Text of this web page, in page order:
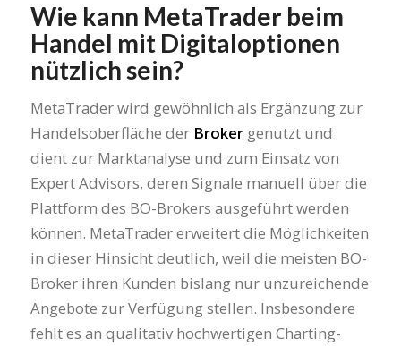
Wie kann MetaTrader beim
Handel mit Digitaloptionen
nützlich sein?
MetaTrader wird gewöhnlich als Ergänzung zur
Handelsoberfläche der Brokergenutzt und
dient zur Marktanalyse und zum Einsatz von
Expert Advisors, deren Signale manuell über die
Plattform des BO-Brokers ausgeführt werden
können. MetaTrader erweitert die Möglichkeiten
in dieser Hinsicht deutlich, weil die meisten BO-
Broker ihren Kunden bislang nur unzureichende
Angebote zur Verfügung stellen. Insbesondere
fehlt es an qualitativ hochwertigen Charting-